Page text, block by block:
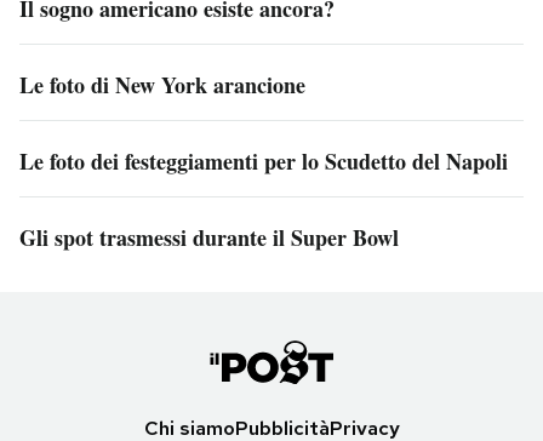
Il sogno americano esiste ancora?
Le foto di New York arancione
Le foto dei festeggiamenti per lo Scudetto del Napoli
Gli spot trasmessi durante il Super Bowl
Chi siamoPubblicitàPrivacy